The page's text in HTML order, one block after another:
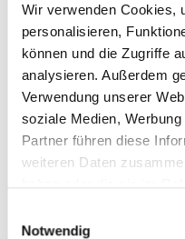
Wir verwenden Cookies,
personalisieren,
können und die Zugriffe
analysieren. Außerdem
Verwendung unserer
soziale Medien,
Partner führen diese
weiteren Daten
Notwendig
Mo-Fr: 7:00 - 18:00 Uhr
Sa: 8:00 - 12:00 Uhr
Ansprechpartner